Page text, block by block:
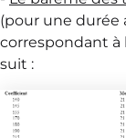
(pour une durée
correspondant à
suit :